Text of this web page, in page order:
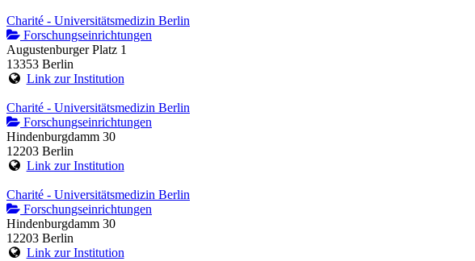
Charité - Universitätsmedizin Berlin
Forschungseinrichtungen
Augustenburger Platz 1
13353 Berlin
Link zur Institution
Charité - Universitätsmedizin Berlin
Forschungseinrichtungen
Hindenburgdamm 30
12203 Berlin
Link zur Institution
Charité - Universitätsmedizin Berlin
Forschungseinrichtungen
Hindenburgdamm 30
12203 Berlin
Link zur Institution